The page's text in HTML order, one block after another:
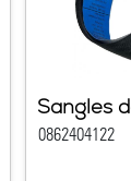
Sangles
0862404122